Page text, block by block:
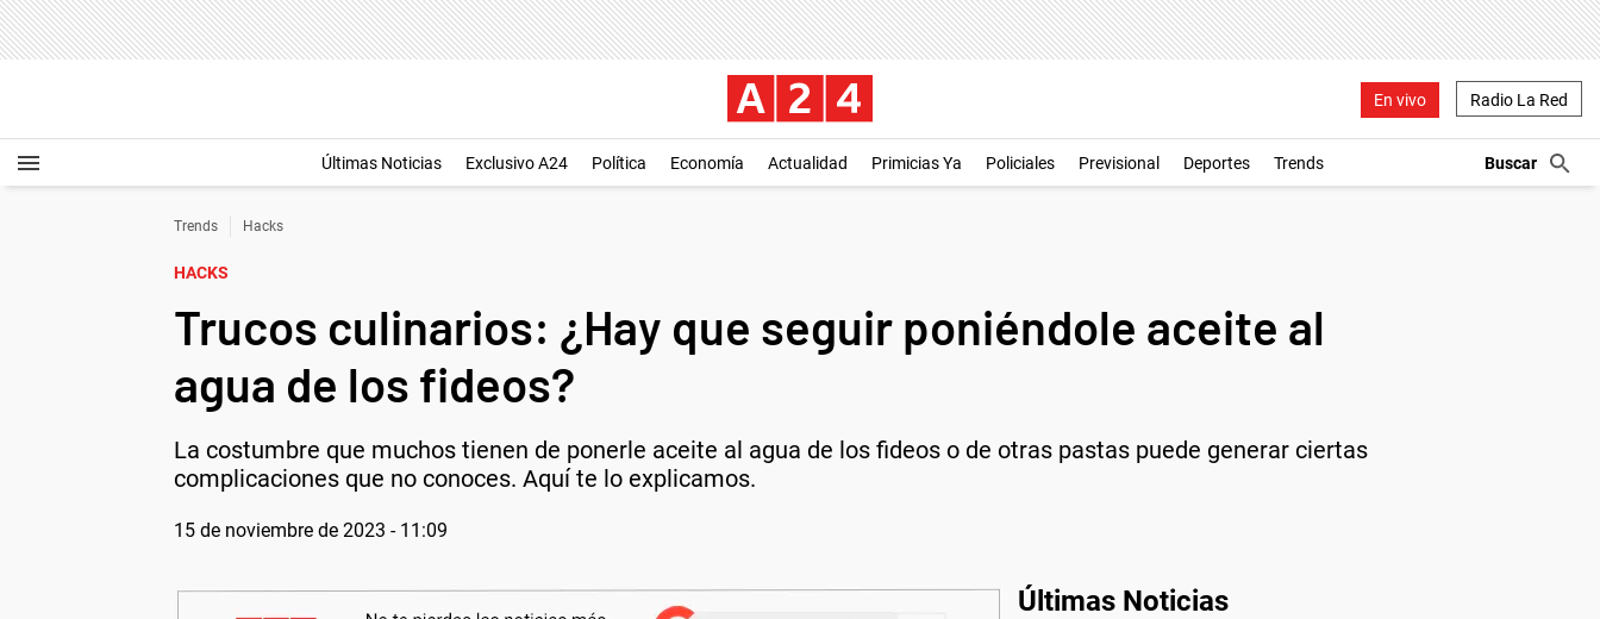
En vivo Radio La Red
Últimas Noticias Exclusivo A24 Política Economía Actualidad Primicias Ya Policiales Previsional Deportes Trends
Trends Hacks
HACKS
Trucos culinarios: ¿Hay que seguir poniéndole aceite al
agua de los fideos?
La costumbre que muchos tienen de ponerle aceite al agua de los fideos o de otras pastas puede generar ciertas
complicaciones que no conoces. Aquí te lo explicamos.
15 de noviembre de 2023 - 11:09
Últimas Noticias